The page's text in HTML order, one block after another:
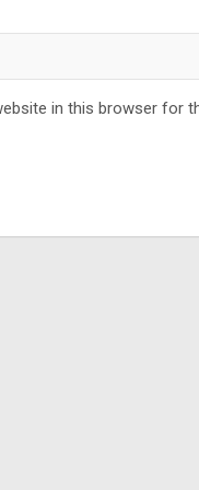
in this browser for